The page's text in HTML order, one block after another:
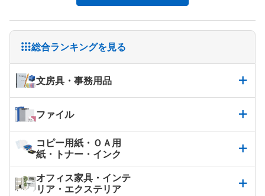
総合ランキングを見る
文房具・事務用品
ファイル
コピー用紙・ＯＡ用
紙・トナー・インク
オフィス家具・インテ
リア・エクステリア